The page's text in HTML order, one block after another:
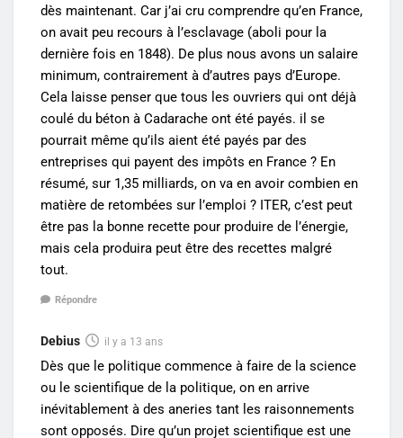
dès maintenant. Car j’ai cru comprendre qu’en France,
on avait peu recours à l’esclavage (aboli pour la
dernière fois en 1848). De plus nous avons un salaire
minimum, contrairement à d’autres pays d’Europe.
Cela laisse penser que tous les ouvriers qui ont déjà
coulé du béton à Cadarache ont été payés. il se
pourrait même qu’ils aient été payés par des
entreprises qui payent des impôts en France ? En
résumé, sur 1,35 milliards, on va en avoir combien en
matière de retombées sur l’emploi ? ITER, c’est peut
être pas la bonne recette pour produire de l’énergie,
mais cela produira peut être des recettes malgré
tout.
Répondre
Debius il y a 13 ans
Dès que le politique commence à faire de la science
ou le scientifique de la politique, on en arrive
inévitablement à des aneries tant les raisonnements
sont opposés. Dire qu’un projet scientifique est une